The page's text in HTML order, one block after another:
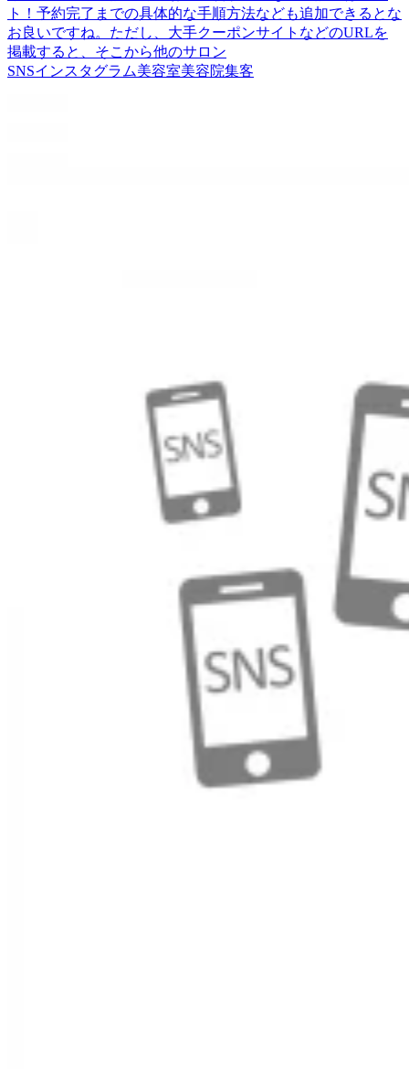
ト！予約完了までの具体的な手順方法なども追加できるとな
お良いですね。ただし、大手クーポンサイトなどのURLを
掲載すると、そこから他のサロン
SNSインスタグラム美容室美容院集客